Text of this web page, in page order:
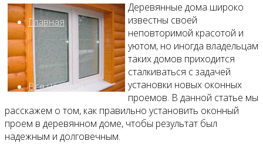
Главная
Все новости
Деревянные дома широко
известны своей
неповторимой красотой и
уютом, но иногда владельцам
таких домов приходится
сталкиваться с задачей
установки новых оконных
проемов. В данной статье мы
расскажем о том, как правильно установить оконный
проем в деревянном доме, чтобы результат был
надежным и долговечным.